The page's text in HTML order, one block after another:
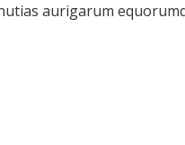
aurigarum